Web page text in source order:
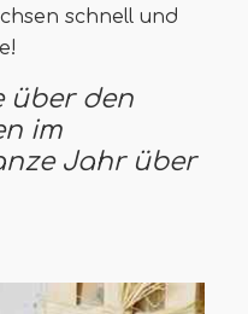
schnell und
über den
im
Jahr über